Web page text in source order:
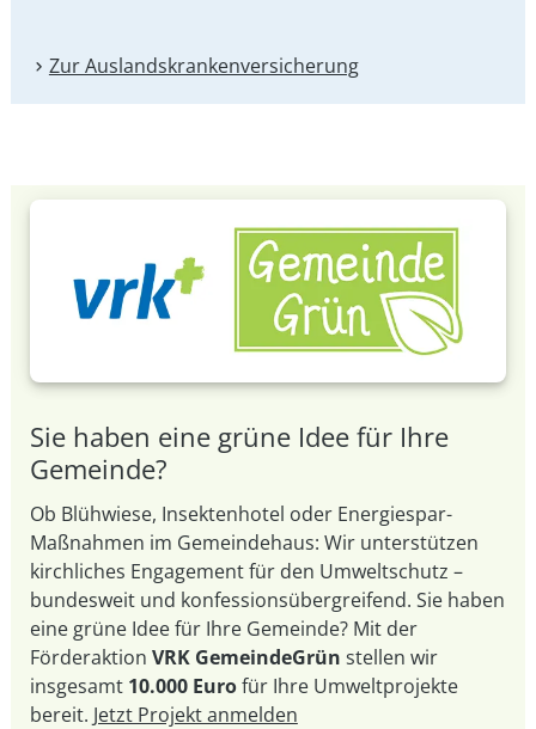
Zur Auslandskranken­versicherung
Sie haben eine grüne Idee für Ihre
Gemeinde?
Ob Blühwiese, Insektenhotel oder Energiespar-
Maßnahmen im Gemeindehaus: Wir unterstützen
kirchliches Engagement für den Umweltschutz –
bundesweit und konfessionsübergreifend. Sie haben
eine grüne Idee für Ihre Gemeinde? Mit der
Förderaktion VRK GemeindeGrün stellen wir
insgesamt 10.000 Eurofür Ihre Umweltprojekte
bereit. Jetzt Projekt anmelden